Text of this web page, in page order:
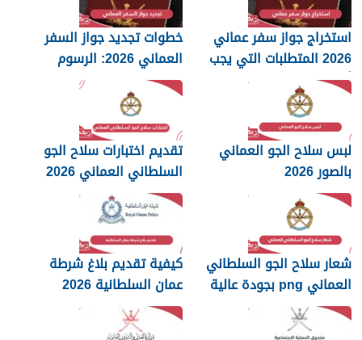
استخراج جواز سفر عماني
2026 المتطلبات التي يجب
أن تعرفها
خطوات تجديد جواز السفر
العماني 2026: الرسوم
والمستندات المطلوبة
لبس سلاح الجو العماني
بالصور 2026
تقديم اختبارات سلاح الجو
السلطاني العماني 2026
شعار سلاح الجو السلطاني
العماني png بجودة عالية
2026
كيفية تقديم بلاغ شرطة
عمان السلطانية 2026